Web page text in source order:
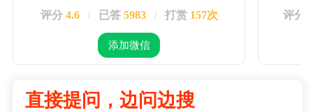
评分 4.6 / 已答 5983 / 打赏 157次
添加微信
评分
直接提问，边问边搜